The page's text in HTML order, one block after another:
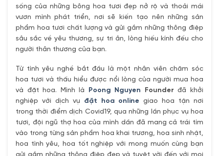
sống của những bông hoa tươi đẹp nở rộ và thoải mái
vươn mình phát triển, nơi sẽ kiến tạo nên những sản
phẩm hoa tươi chất lượng và gửi gắm những thông điệp
sâu sắc về yêu thương, sự tri ân, lòng hiếu kính đếu cho
người thân thương của bạn.
Từ tình yêu nghề bắt đầu là một nhân viên chăm sóc
hoa tươi và thấu hiểu được nổi lòng của người mua hoa
và đặt hoa. Mình là Poong Nguyen Founder đã khởi
nghiệp với dịch vụ đặt hoa online giao hoa tận nơi
trong thời điểm dịch Covid19, qua những lần phục vụ hoa
tươi, đội ngũ thợ hoa của mình dần đã mang cả trái tím
vào trong từng sản phẩm hoa khai trương, hoa sinh nhật,
hoa tình yêu, hoa tốt nghiệp với mong muốn cùng bạn